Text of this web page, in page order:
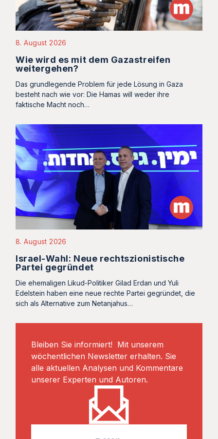
8. August 2026
Wie wird es mit dem Gazastreifen
weitergehen?
Das grundlegende Problem für jede Lösung in Gaza
besteht nach wie vor: Die Hamas will weder ihre
faktische Macht noch…
8. August 2026
Israel-Wahl: Neue rechtszionistische
Partei gegründet
Die ehemaligen Likud-Politiker Gilad Erdan und Yuli
Edelstein haben eine neue rechte Partei gegründet, die
sich als Alternative zum Netanjahus…
Bleiben Sie informiert! Mit unserem
wöchentlichen Newsletter erhalten. Sie
alle aktuellen Analysen und Kommentare
unserer Experten und Autoren.